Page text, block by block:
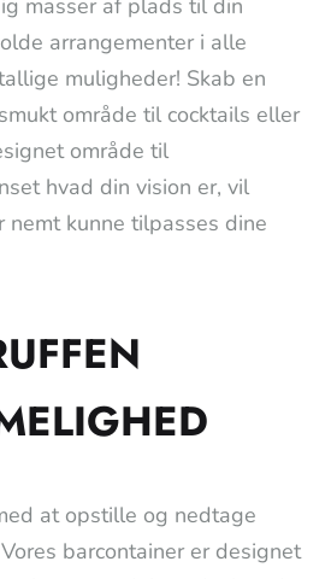
masser af plads til din
arrangementer i alle
muligheder! Skab en
område til cocktails eller
område til
hvad din vision er, vil
nemt kunne tilpasses dine
at opstille og nedtage
barcontainer er designet